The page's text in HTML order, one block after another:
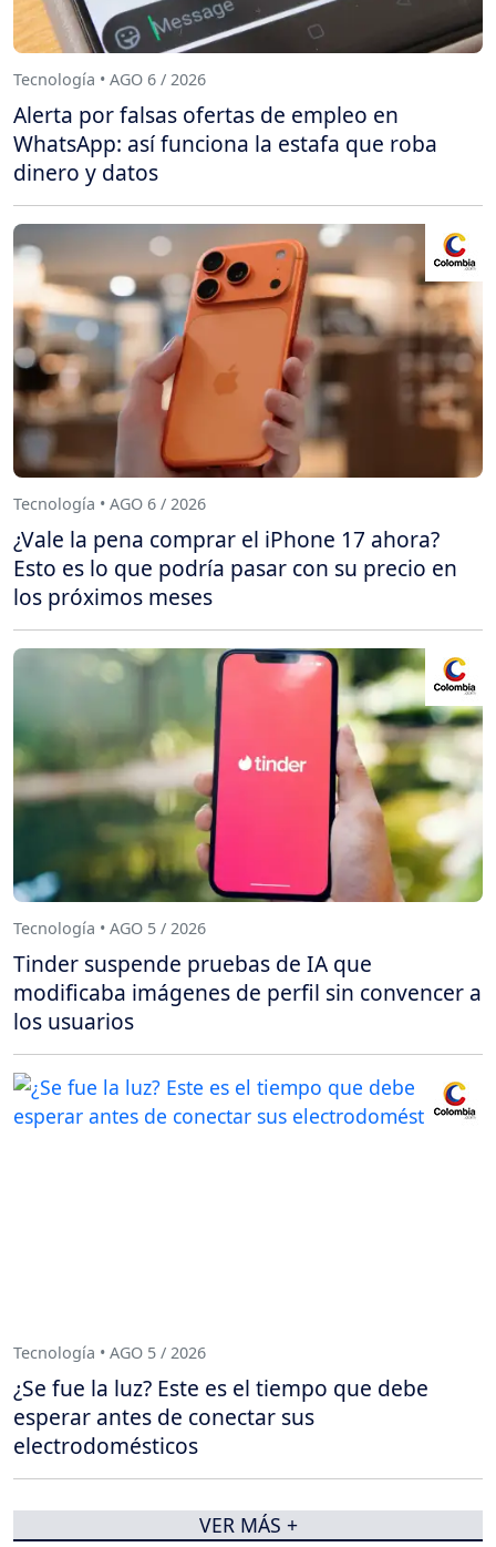
Tecnología • AGO 6 / 2026
Alerta por falsas ofertas de empleo en
WhatsApp: así funciona la estafa que roba
dinero y datos
Tecnología • AGO 6 / 2026
¿Vale la pena comprar el iPhone 17 ahora?
Esto es lo que podría pasar con su precio en
los próximos meses
Tecnología • AGO 5 / 2026
Tinder suspende pruebas de IA que
modificaba imágenes de perfil sin convencer a
los usuarios
Tecnología • AGO 5 / 2026
¿Se fue la luz? Este es el tiempo que debe
esperar antes de conectar sus
electrodomésticos
VER MÁS +